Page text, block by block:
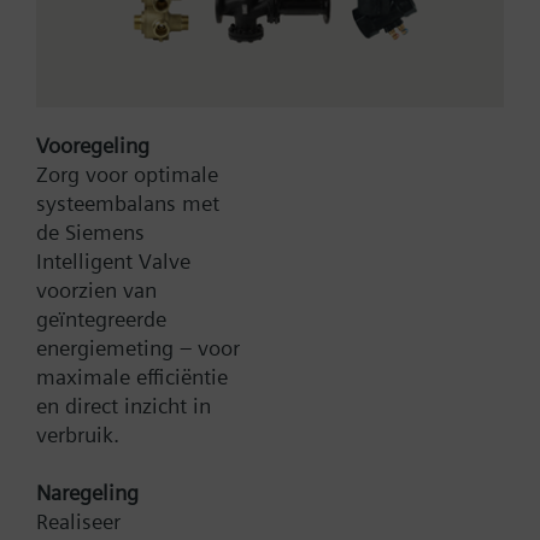
Type:
Artikel-Nr.:
Documenten
Vooregeling
Zorg voor optimale
systeembalans met
de Siemens
Intelligent Valve
voorzien van
geïntegreerde
energiemeting – voor
maximale efficiëntie
en direct inzicht in
verbruik.
Naregeling
Realiseer
Contact